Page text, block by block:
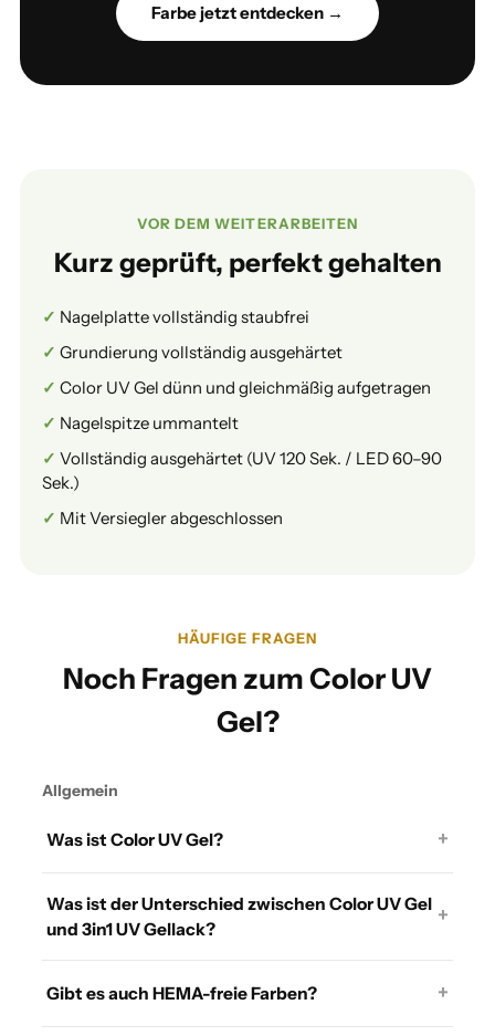
Farbe jetzt entdecken →
VOR DEM WEITERARBEITEN
Kurz geprüft, perfekt gehalten
Nagelplatte vollständig staubfrei
Grundierung vollständig ausgehärtet
Color UV Gel dünn und gleichmäßig aufgetragen
Nagelspitze ummantelt
Vollständig ausgehärtet (UV 120 Sek. / LED 60–90
Sek.)
Mit Versiegler abgeschlossen
HÄUFIGE FRAGEN
Noch Fragen zum Color UV
Gel?
Allgemein
Was ist Color UV Gel? +
Was ist der Unterschied zwischen Color UV Gel
und 3in1 UV Gellack?
+
Gibt es auch HEMA-freie Farben? +